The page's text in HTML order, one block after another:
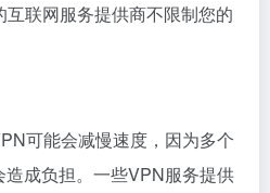
联网服务提供商不限制您的
可能会减慢速度，因为多个
成负担。一些VPN服务提供